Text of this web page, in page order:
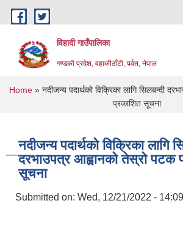
Skip to main content
विहादी गाउँपालिका
गण्डकी प्रदेश, वहाकीठाँटी, पर्वत, नेपाल
You are here
Home» नदीजन्य पदार्थको विक्रिका लागि सिलबन्दी
प्रकाशित सूचना
नदीजन्य पदार्थको विक्रिका लागि
दरभाउपत्र आह्वानको तेस्रो पटक
सूचना
Submitted on: Wed, 12/21/2022 - 14:09